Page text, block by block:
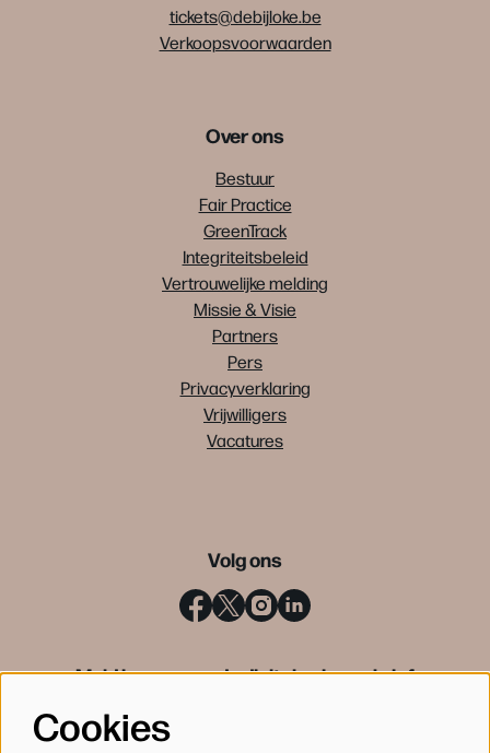
tickets@debijloke.be
Verkoopsvoorwaarden
Over ons
Bestuur
Fair Practice
GreenTrack
Integriteitsbeleid
Vertrouwelijke melding
Missie & Visie
Partners
Pers
Privacyverklaring
Vrijwilligers
Vacatures
Volg ons
Meld je aan voor de digitale nieuwsbrief
Cookies